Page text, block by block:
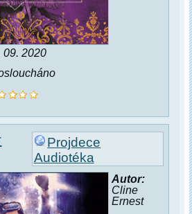
09. 2020
Projdece
Audiotéka
Autor:
Cline
Ernest